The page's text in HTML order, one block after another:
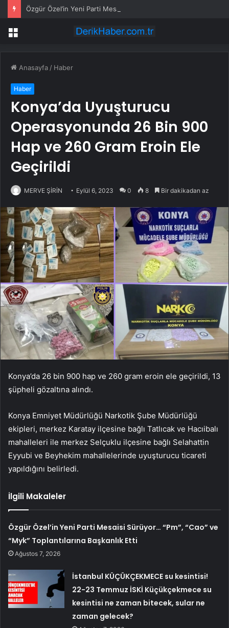
Menü
Anasayfa / Haber
Haber
Konya’da Uyuşturucu
Operasyonunda 26 Bin 900
Hap ve 260 Gram Eroin Ele
Geçirildi
MERVE ŞİRİN Eylül 6, 2023 0 8 Bir dakikadan az
Konya’da 26 bin 900 hap ve 260 gram eroin ele geçirildi, 13
şüpheli gözaltına alındı.
Konya Emniyet Müdürlüğü Narkotik Şube Müdürlüğü
ekipleri, merkez Karatay ilçesine bağlı Tatlıcak ve Hacıibalı
mahalleleri ile merkez Selçuklu ilçesine bağlı Selahattin
Eyyubi ve Beyhekim mahallelerinde uyuşturucu ticareti
yapıldığını belirledi.
İlgili Makaleler
Özgür Özel’in Yeni Parti Mesaisi Sürüyor… “Pm”, “Cao” ve
“Myk” Toplantılarına Başkanlık Etti
Ağustos 7, 2026
İstanbul KÜÇÜKÇEKMECE su kesintisi!
22-23 Temmuz İSKİ Küçükçekmece su
kesintisi ne zaman bitecek, sular ne
zaman gelecek?